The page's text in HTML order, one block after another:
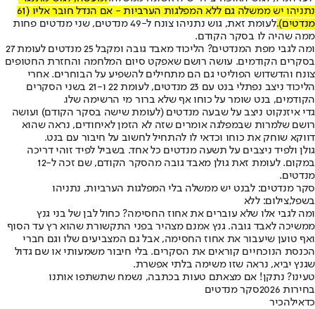
נתניהו יש ממשלה גם ללא המפלגות הערביות - אם הנדל חובר אליו (61
מנדטים).
לעומת זאת, גוש נתניהו צונח ל-49 מנדטים, שני מנדטים פחות
ממה שהיה לו בסקר הקודם.
ומה לגבי מפת המנדטים? הליכוד מאבד גובה ומקבל 25 מנדטים לעומת 27
בסקרים הקודמים. עושה רושם שאפקט סיום המלחמה והחזרת החטופים
צונח והדשדוש הפוליטי גם הם מתחילים להשפיע על הבוחרים. אחרי
הליכוד ניצב נפתלי בנט עם 23 מנדטים, לעומת 22 ו-21 בשני הסקרים
הקודמים, בנט שומר על כוחו אף שלא ברור מי הרשימה שלו.
גדי איזנקוט ניצב על שבעה מנדטים (לעומת שישה בסקר הקודם) ועושה
רושם שלמרות שבמפלגה אומרים שזה לא הזמן לאיחודים, נראה שהוא
דווקא שוחק את כוחו וכדאי לו להתחיל לחשוב על חיבור עם בנט.
גולן ולפיד ניצבים על תשעה מנדטים כל אחד. בשביל לפיד זוהי דריכה
במקום. לעומת זאת גולן מאבד גובה מהסקר הקודם, שם זכה ל-12
מנדטים.
סקר מנדטים: לבנט יש ממשלה בלי המפלגות הערביות, נתניהו
בשפל,צילום: ללא
ומה לגבי אלו שלא עוברים את אחוז החסימה? כחול לבן של בני גנץ
ממשיכה לאבד גובה. גנץ אמנם מצהיר בפני התקשורת שהוא רץ עד הסוף
ואף טוען שיעבור את אחוז החסימה, אבל גם המצביעים שלו וגם חברי
הכנסת הנוכחיים קוראים את הסקרים. בלי חיבור משמעותי או שם גדול
שגנץ יביא, נראה שזו משימה בלתי אפשרת.
טעינו? נתקן! אם מצאתם טעות בכתבה, נשמח שתשתפו אותנו
בחירות 2026
סקר מנדטים
כדאילהכיר